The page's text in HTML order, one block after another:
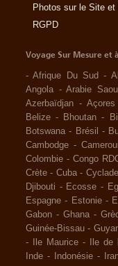
Photos sur le Site et
RGPD
Voyage Sur Mesure et
-Afrique Du Sud -
Angola -Arabie
Azerbaïdjan - Açores
Belize - Bhoutan -
Botswana - Brésil -
Cambodge -
Colombie - Congo
Crète - Cuba -
Djibouti - Ecosse -
Espagne - Estonie -
Gabon - Ghana -
Guinée-Bissau -
-
Ile Maurice - Ile de
Inde - Indonésie -